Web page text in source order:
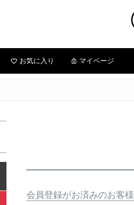
お気に入り マイページ
会員登録がお済みのお客様